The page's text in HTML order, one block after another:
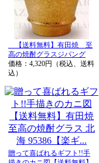
【送料無料】有田焼 至
高の焼酎グラスジパング
価格：4,320円（税込、送料
込）
贈って喜ばれるギフト!!手